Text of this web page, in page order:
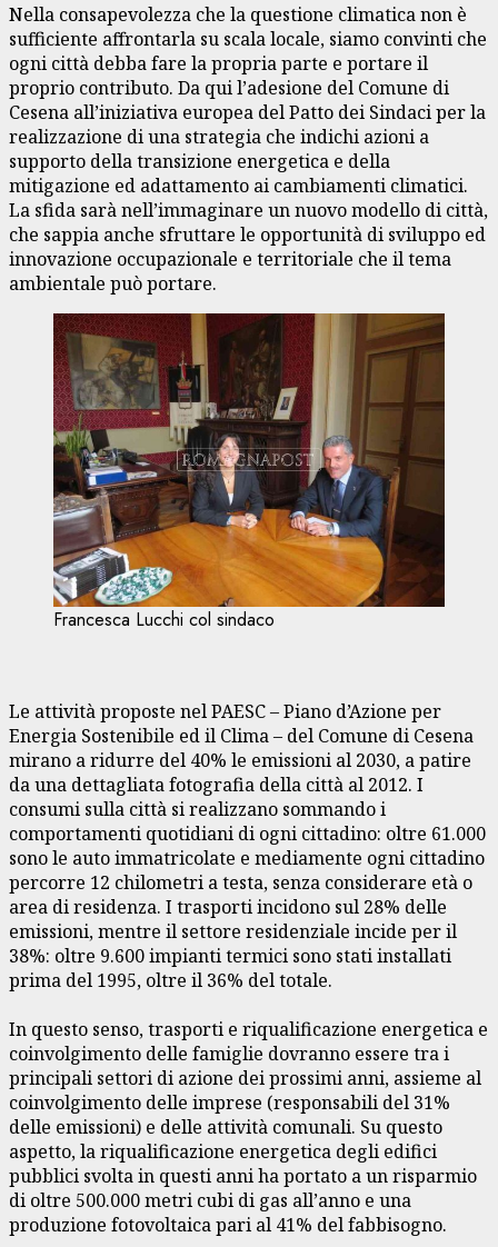
Nella consapevolezza che la questione climatica non è
sufficiente affrontarla su scala locale, siamo convinti che
ogni città debba fare la propria parte e portare il
proprio contributo. Da qui l’adesione del Comune di
Cesena all’iniziativa europea del Patto dei Sindaci per la
realizzazione di una strategia che indichi azioni a
supporto della transizione energetica e della
mitigazione ed adattamento ai cambiamenti climatici.
La sfida sarà nell’immaginare un nuovo modello di città,
che sappia anche sfruttare le opportunità di sviluppo ed
innovazione occupazionale e territoriale che il tema
ambientale può portare.
Francesca Lucchi col sindaco
Le attività proposte nel PAESC – Piano d’Azione per
Energia Sostenibile ed il Clima – del Comune di Cesena
mirano a ridurre del 40% le emissioni al 2030, a patire
da una dettagliata fotografia della città al 2012. I
consumi sulla città si realizzano sommando i
comportamenti quotidiani di ogni cittadino: oltre 61.000
sono le auto immatricolate e mediamente ogni cittadino
percorre 12 chilometri a testa, senza considerare età o
area di residenza. I trasporti incidono sul 28% delle
emissioni, mentre il settore residenziale incide per il
38%: oltre 9.600 impianti termici sono stati installati
prima del 1995, oltre il 36% del totale.
In questo senso, trasporti e riqualificazione energetica e
coinvolgimento delle famiglie dovranno essere tra i
principali settori di azione dei prossimi anni, assieme al
coinvolgimento delle imprese (responsabili del 31%
delle emissioni) e delle attività comunali. Su questo
aspetto, la riqualificazione energetica degli edifici
pubblici svolta in questi anni ha portato a un risparmio
di oltre 500.000 metri cubi di gas all’anno e una
produzione fotovoltaica pari al 41% del fabbisogno.